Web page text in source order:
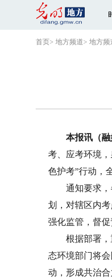
首页 > 地方频道> 地方频
本报讯（融
考、应考环境
色护考”行动，
通知要求，各
划，对辖区内
强化监管，督
根据部署，重
态环境部门将
动，形成共治